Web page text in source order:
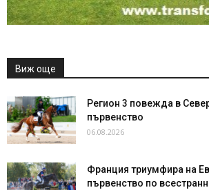
Виж още
Регион 3 повежда в
първенство
06.08.2026
Франция триумфира на
първенство по